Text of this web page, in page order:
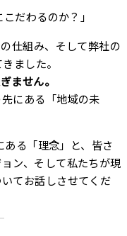
シー
だわるのか？」
仕組み、そして弊社の
ました。
ません。
にある「地域の未
る「理念」と、皆さ
ン、そして私たちが現
てお話しさせてくだ